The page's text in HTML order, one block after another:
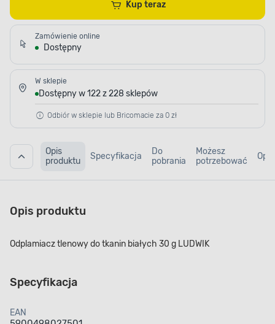
Kup teraz
Zamówienie online
Dostępny
W sklepie
Dostępny w 122 z 228 sklepów
Odbiór w sklepie lub Bricomacie za 0 zł
Opis
produktu
Specyfikacja
Do
pobrania
Możesz
potrzebować
Opis produktu
Odplamiacz tlenowy do tkanin białych 30 g LUDWIK
Specyfikacja
EAN